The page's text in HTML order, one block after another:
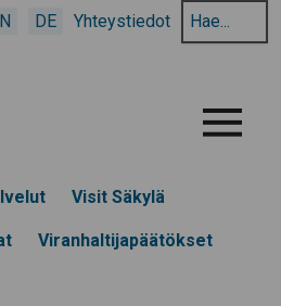
DE Yhteystiedot
Hae
hakusanalla:
Menu
Visit Säkylä
Viranhaltijapäätökset